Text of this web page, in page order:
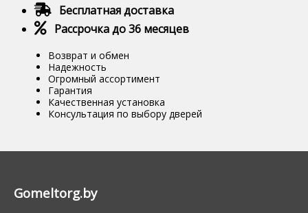
Бесплатная доставка
Рассрочка до 36 месяцев
Возврат и обмен
Надежность
Огромный ассортимент
Гарантия
Качественная установка
Консультация по выбору дверей
Gomeltorg.by